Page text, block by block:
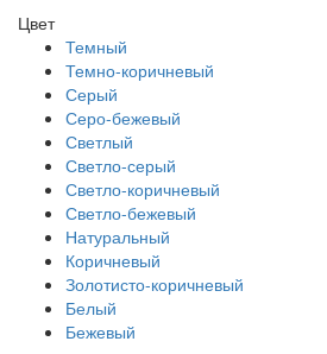
Цвет
Темный
Темно-коричневый
Серый
Серо-бежевый
Светлый
Светло-серый
Светло-коричневый
Светло-бежевый
Натуральный
Коричневый
Золотисто-коричневый
Белый
Бежевый